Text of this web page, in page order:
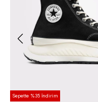
Sepette %35 İndirim